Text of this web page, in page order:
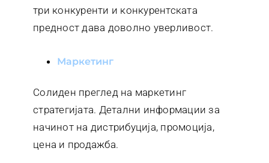
три конкуренти и конкурентската
предност дава доволно уверливост.
маркетинг
Солиден преглед на маркетинг
стратегијата. Детални информации за
начинот на дистрибуција, промоција,
цена и продажба.